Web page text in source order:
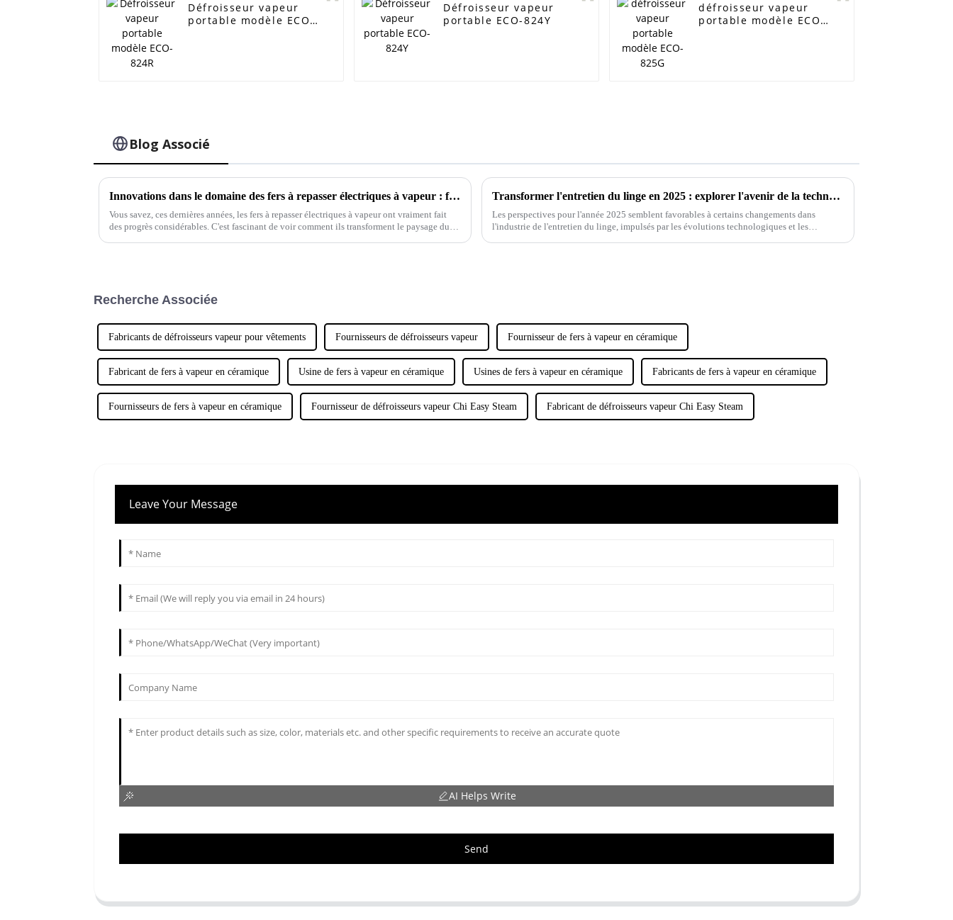
Défroisseur vapeur
portable modèle ECO-
Défroisseur vapeur
portable ECO-824Y
défroisseur vapeur
portable modèle ECO-
Blog Associé
Innovations dans le domaine des fers à repasser électriques à vapeur : façonner l'avenir des appareils électroménagers d'ici 2025
Vous savez, ces dernières années, les fers à repasser électriques à vapeur ont vraiment fait
des progrès considérables. C'est fascinant de voir comment ils transforment le paysage du
Transformer l'entretien du linge en 2025 : explorer l'avenir de la technologie des fers à vapeur puissants
Les perspectives pour l'année 2025 semblent favorables à certains changements dans
l'industrie de l'entretien du linge, impulsés par les évolutions technologiques et les
Recherche Associée
Fabricants de défroisseurs vapeur pour vêtements Fournisseurs de défroisseurs vapeur Fournisseur de fers à vapeur en céramique
Fabricant de fers à vapeur en céramique Usine de fers à vapeur en céramique Usines de fers à vapeur en céramique Fabricants de fers à vapeur en céramique
Fournisseurs de fers à vapeur en céramique Fournisseur de défroisseurs vapeur Chi Easy Steam Fabricant de défroisseurs vapeur Chi Easy Steam
Leave Your Message
AI Helps Write
Send